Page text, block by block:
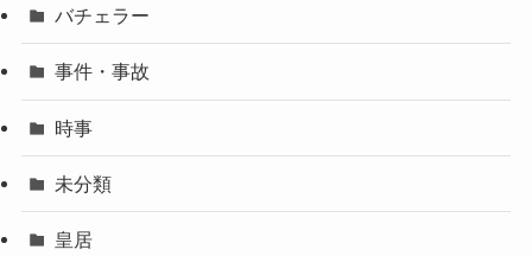
バチェラー
事件・事故
時事
未分類
皇居